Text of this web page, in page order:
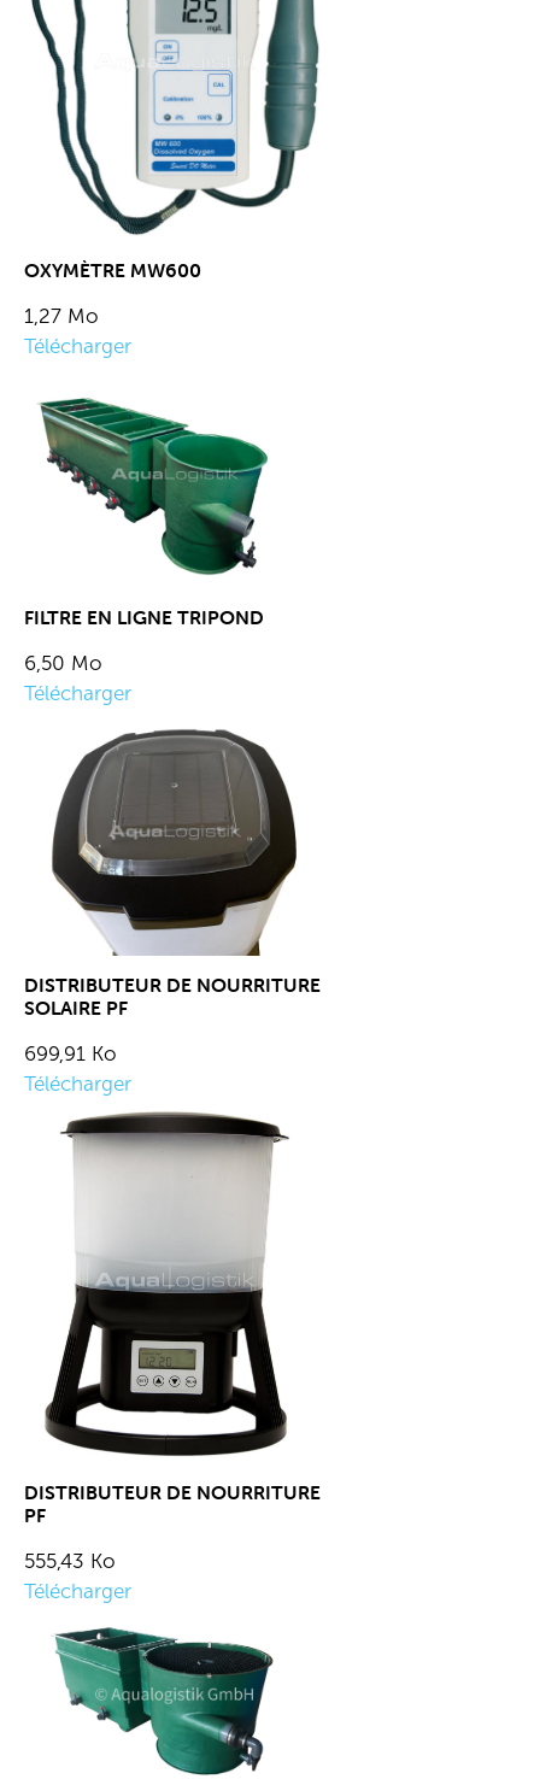
OXYMÈTRE MW600
1,27 Mo
Télécharger
FILTRE EN LIGNE TRIPOND
6,50 Mo
Télécharger
DISTRIBUTEUR DE NOURRITURE
SOLAIRE PF
699,91 Ko
Télécharger
DISTRIBUTEUR DE NOURRITURE
PF
555,43 Ko
Télécharger